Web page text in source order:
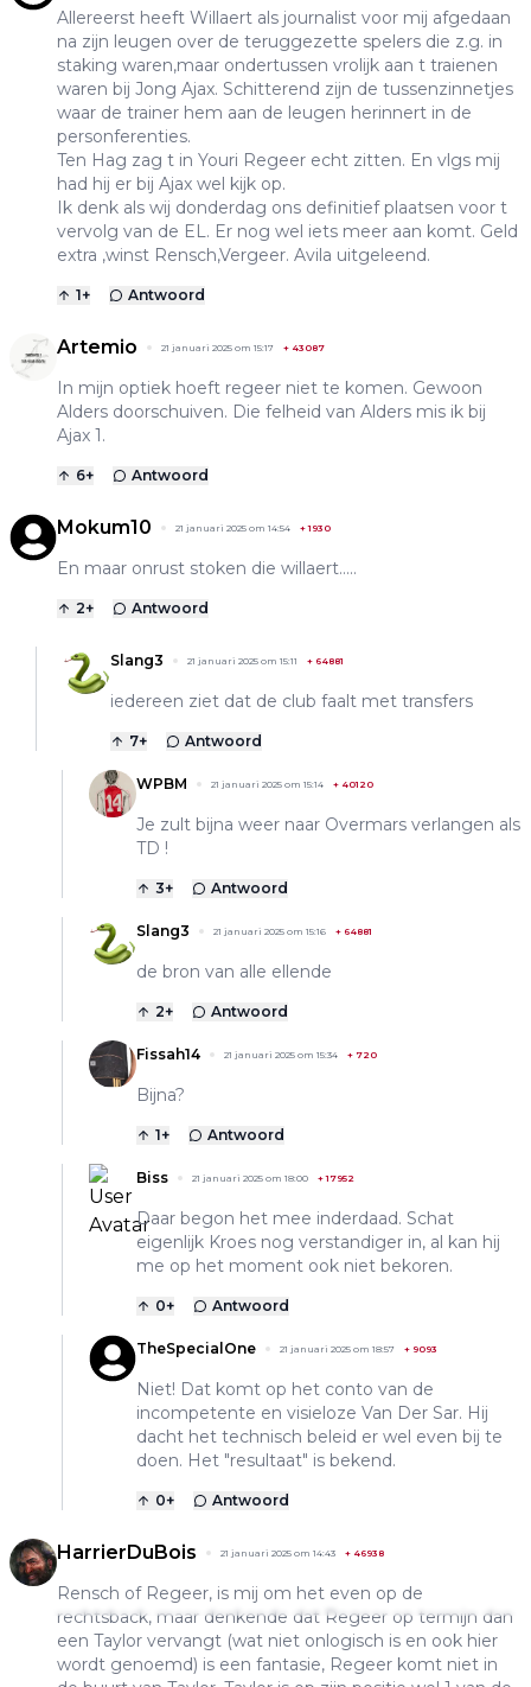
Allereerst heeft Willaert als journalist voor mij afgedaan
na zijn leugen over de teruggezette spelers die z.g. in
staking waren,maar ondertussen vrolijk aan t traienen
waren bij Jong Ajax. Schitterend zijn de tussenzinnetjes
waar de trainer hem aan de leugen herinnert in de
personferenties.
Ten Hag zag t in Youri Regeer echt zitten. En vlgs mij
had hij er bij Ajax wel kijk op.
Ik denk als wij donderdag ons definitief plaatsen voor t
vervolg van de EL. Er nog wel iets meer aan komt. Geld
extra ,winst Rensch,Vergeer. Avila uitgeleend.
1+ Antwoord
Artemio 21 januari 2025 om 15:17 + 43087
In mijn optiek hoeft regeer niet te komen. Gewoon
Alders doorschuiven. Die felheid van Alders mis ik bij
Ajax 1.
6+ Antwoord
Mokum10 21 januari 2025 om 14:54 +1930
En maar onrust stoken die willaert.....
2+ Antwoord
Slang3 21 januari 2025 om 15:11 + 64881
iedereen ziet dat de club faalt met transfers
7+ Antwoord
WPBM 21 januari 2025 om 15:14 + 40120
Je zult bijna weer naar Overmars verlangen als
TD !
3+ Antwoord
Slang3 21 januari 2025 om 15:16 + 64881
de bron van alle ellende
2+ Antwoord
Fissah14 21 januari 2025 om 15:34 + 720
Bijna?
1+ Antwoord
Biss 21 januari 2025 om 18:00 +17952
Daar begon het mee inderdaad. Schat
eigenlijk Kroes nog verstandiger in, al kan hij
me op het moment ook niet bekoren.
0+ Antwoord
TheSpecialOne 21 januari 2025 om 18:57 + 9093
Niet! Dat komt op het conto van de
incompetente en visieloze Van Der Sar. Hij
dacht het technisch beleid er wel even bij te
doen. Het "resultaat" is bekend.
0+ Antwoord
HarrierDuBois 21 januari 2025 om 14:43 + 46938
Rensch of Regeer, is mij om het even op de
rechtsback, maar denkende dat Regeer op termijn dan
een Taylor vervangt (wat niet onlogisch is en ook hier
wordt genoemd) is een fantasie, Regeer komt niet in